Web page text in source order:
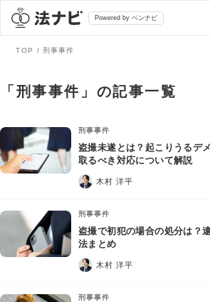
Powered by ベンナビ
全て
法律相談
債務整理
弁護士を探す
おすすめ弁護士診断
AI Search Premium
掲載をご検討の弁護士の方へ
TOP 刑事事件
「刑事事件」の記事一覧
刑事事件
盗撮未遂とは？起こりうるデ
取るべき対応について解説
木村 洋平
刑事事件
盗撮で初犯の場合の処分は？
法まとめ
木村 洋平
刑事事件